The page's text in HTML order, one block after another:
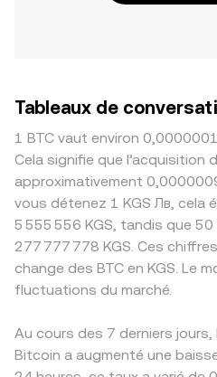
Tableaux de
1 BTC vaut environ
Cela signifie que l’acquisition
approximativement
vous détenez 1 KGS Лв, cela
5 555 556 KGS, tandis que
277 777 778 KGS. Ces
change des BTC en KGS. Le
fluctuations du marché.
Au cours des 7 derniers
Bitcoin a augmenté une